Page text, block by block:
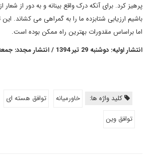
پرهیز کرد. برای آنکه درک واقع بینانه و به دور از
باشیم ارزیابی شتابزده ما را به گمراهی می کشاند.
اما براساس مقدورات بهترین راه ممکن بوده است.
انتشار اولیه: دوشنبه 29 تیر 1394 / انتشار مجدد: جمعه 2 مرداد 1394
کلید واژه ها: خاورمیانه توافق هسته ای
توافق وین